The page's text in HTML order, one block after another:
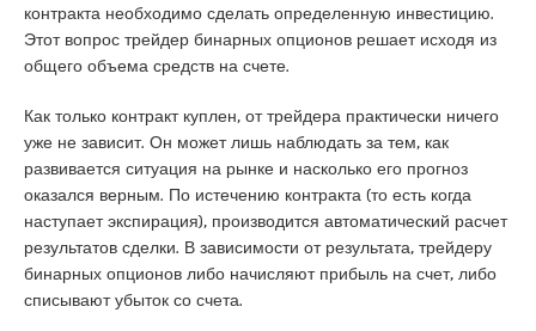
контракта необходимо сделать определенную инвестицию.
Этот вопрос трейдер бинарных опционов решает исходя из
общего объема средств на счете.
Как только контракт куплен, от трейдера практически ничего
уже не зависит. Он может лишь наблюдать за тем, как
развивается ситуация на рынке и насколько его прогноз
оказался верным. По истечению контракта (то есть когда
наступает экспирация), производится автоматический расчет
результатов сделки. В зависимости от результата, трейдеру
бинарных опционов либо начисляют прибыль на счет, либо
списывают убыток со счета.